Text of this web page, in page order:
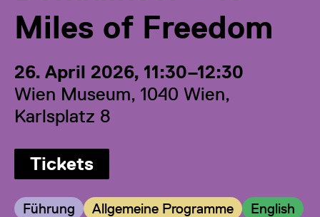
Miles of Freedom
26. April 2026, 11:30–12:30
Wien Museum, 1040 Wien,
Karlsplatz 8
Tickets
Kategorie:
Führung Kategorie:
Allgemeine Programme Kategorie:
English